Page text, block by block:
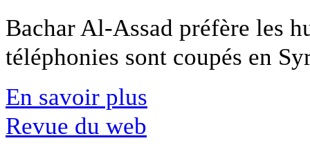
Bachar Al-Assad préfère les
téléphonies sont coupés en
En savoir plus
Revue du web